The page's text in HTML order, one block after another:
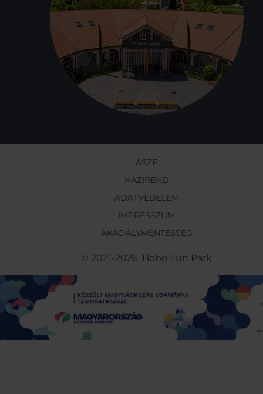
ÁSZF
HÁZIREND
ADATVÉDELEM
IMPRESSZUM
AKADÁLYMENTESSÉG
© 2021-2026. Bobo Fun Park